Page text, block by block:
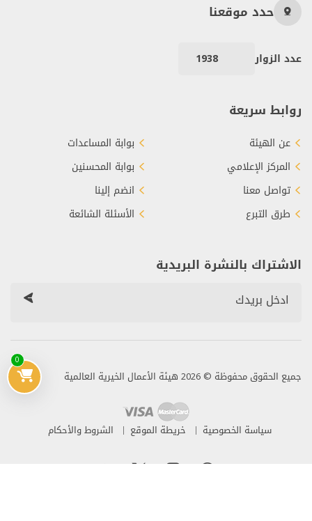
0
حدد موقعنا
عدد الزوار 1938
روابط سريعة
عن الهيئة
المركز الإعلامي
تواصل معنا
طرق التبرع
بوابة المساعدات
بوابة المحسنين
انضم إلينا
الأسئلة الشائعة
الاشتراك بالنشرة البريدية
جميع الحقوق محفوظة © 2026 هيئة الأعمال الخيرية العالمية
سياسة الخصوصية خريطة الموقع الشروط والأحكام